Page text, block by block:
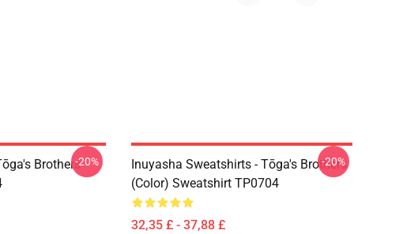
Brothers-20%
Inuyasha Sweatshirts - Tōga's Brothers
(color) Sweatshirt TP0704
32,35 £ - 37,88 £
-20%